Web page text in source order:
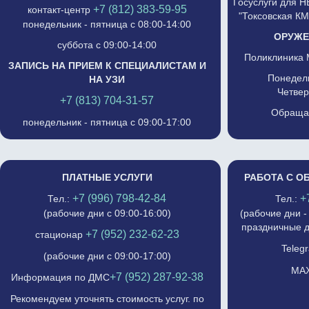
контакт-центр +7 (812) 383-59-95
понедельник - пятница с 08:00-14:00
суббота с 09:00-14:00
ЗАПИСЬ НА ПРИЕМ К СПЕЦИАЛИСТАМ И
НА УЗИ
+7 (813) 704-31-57
понедельник - пятница с 09:00-17:00
"Токсовская
Поликлиника
ПЛАТНЫЕ УСЛУГИ
Тел.: +7 (996) 798-42-84
(рабочие дни с 09:00-16:00)
стационар +7 (952) 232-62-23
(рабочие дни с 09:00-17:00)
Информация по ДМС+7 (952) 287-92-38
Рекомендуем уточнять стоимость услуг. по
РАБОТА С
Тел.:
(рабочие дни
праздничные